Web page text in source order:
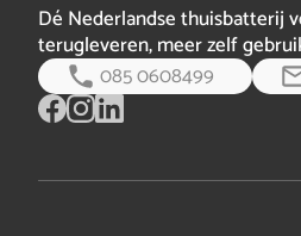
Dé Nederlandse thuisbatterij
terugleveren, meer zelf
085 0608499